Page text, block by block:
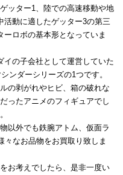
ッター1、陸での高速移動や地
動に適したゲッター3の第三
ロボの基本形となっていま
イの子会社として運営していた
ンダーシリーズの1つです。
の剥がれやヒビ、箱の破れな
ったアニメのフィギュアでし
以外でも鉄腕アトム、仮面ラ
々なお品物をお買取り致しま
お考えでしたら、是非一度い